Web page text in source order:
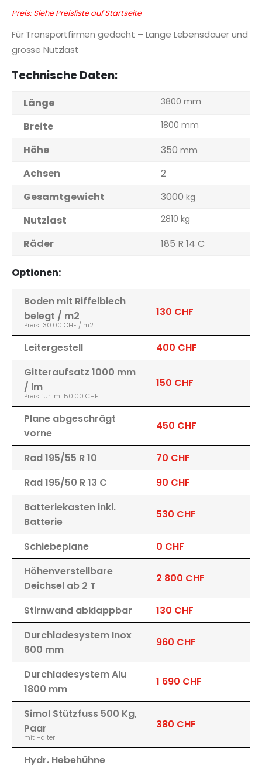
Preis: Siehe Preisliste auf Startseite
Für Transportfirmen gedacht – Lange Lebensdauer und
grosse Nutzlast
Technische Daten:
Länge 3800 mm
Breite 1800 mm
Höhe 350 mm
Achsen
2
Gesamtgewicht
3000 kg
Nutzlast 2810 kg
Räder 185 R 14 C
Optionen:
Boden mit Riffelblech
belegt / m2
Preis 130.00 CHF / m2
130 CHF
Leitergestell
400 CHF
Gitteraufsatz 1000 mm
/ lm
Preis für lm 150.00 CHF
150 CHF
Plane abgeschrägt
vorne
450 CHF
Rad 195/55 R 10
70 CHF
Rad 195/50 R 13 C
90 CHF
Batteriekasten inkl.
Batterie
530 CHF
Schiebeplane
0 CHF
Höhenverstellbare
Deichsel ab 2 T
2 800 CHF
Stirnwand abklappbar
130 CHF
Durchladesystem Inox
600 mm
960 CHF
Durchladesystem Alu
1800 mm
1 690 CHF
Simol Stützfuss 500 Kg,
Paar
mit Halter
380 CHF
Hydr. Hebehühne